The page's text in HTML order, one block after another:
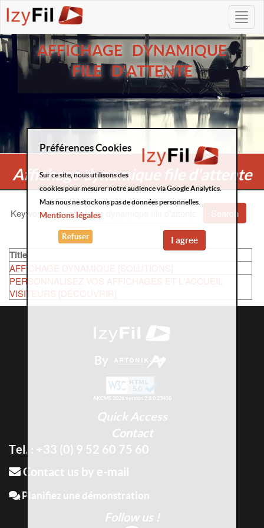
AFFICHAGE DYNAMIQUE
FILE D'ATTENTE
Affichage dynamique file d'attente
Keywords: Search
Title
AFFICHAGE DYNAMIQUE [SOLUTIONS]
PERSONNALISEZ VOS AFFICHAGES ET L'ACCUEIL
VISITEURS [DÉCOUVRIR]
By
AKCMS 2026 version 2.8.0.23450
Quick Access
Contact
Tel. : +33 (0) 9 52 60 75 60
Contact us by e-mail
Planifiez une démonstration
Follow us !
Préférences Cookies
Sur ce site, nous utilisons des
cookies pour mesurer notre audience via Google Analytics.
Mais nous ne stockons pas de données personnelles.
Mentions légales
I agree
Refuser